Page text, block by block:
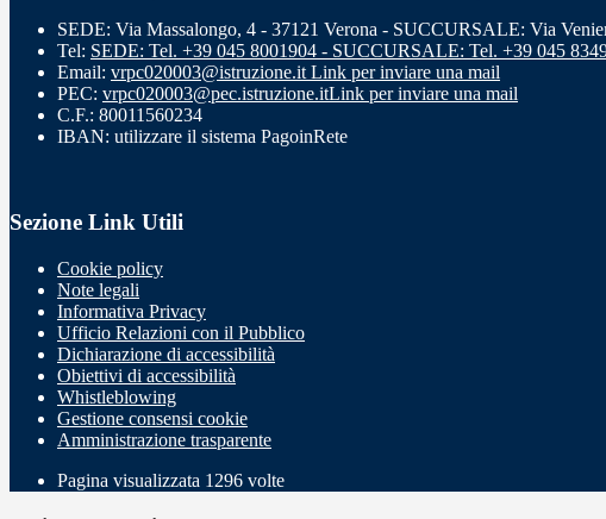
SEDE: Via Massalongo, 4 - 37121 Verona - SUCCURSALE: Via
Tel: SEDE: Tel. +39 045 8001904 - SUCCURSALE: Tel. +39 045
Email: vrpc020003@istruzione.it Link per inviare una mail
PEC: vrpc020003@pec.istruzione.itLink per inviare una mail
C.F.: 80011560234
IBAN: utilizzare il sistema PagoinRete
Sezione Link Utili
Cookie policy
Note legali
Informativa Privacy
Ufficio Relazioni con il Pubblico
Dichiarazione di accessibilità
Obiettivi di accessibilità
Whistleblowing
Gestione consensi cookie
Amministrazione trasparente
Pagina visualizzata 1296 volte